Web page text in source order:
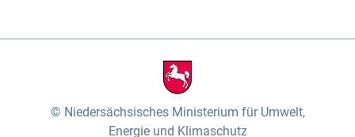
Niedersächsisches Ministerium für Umwelt,
Energie und Klimaschutz